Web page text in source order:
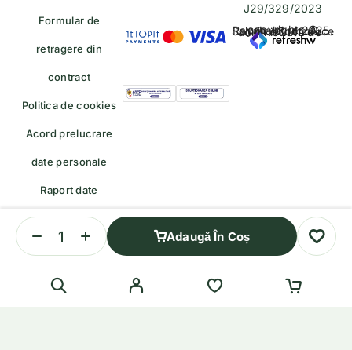
Adaugă În Coș
Formular de
retragere din
contract
Politica de cookies
Acord prelucrare
date personale
Raport date
personale
J29/329/2023
copyrights © Rayahalal.ro 2025. Soluție eCommerce administrată de